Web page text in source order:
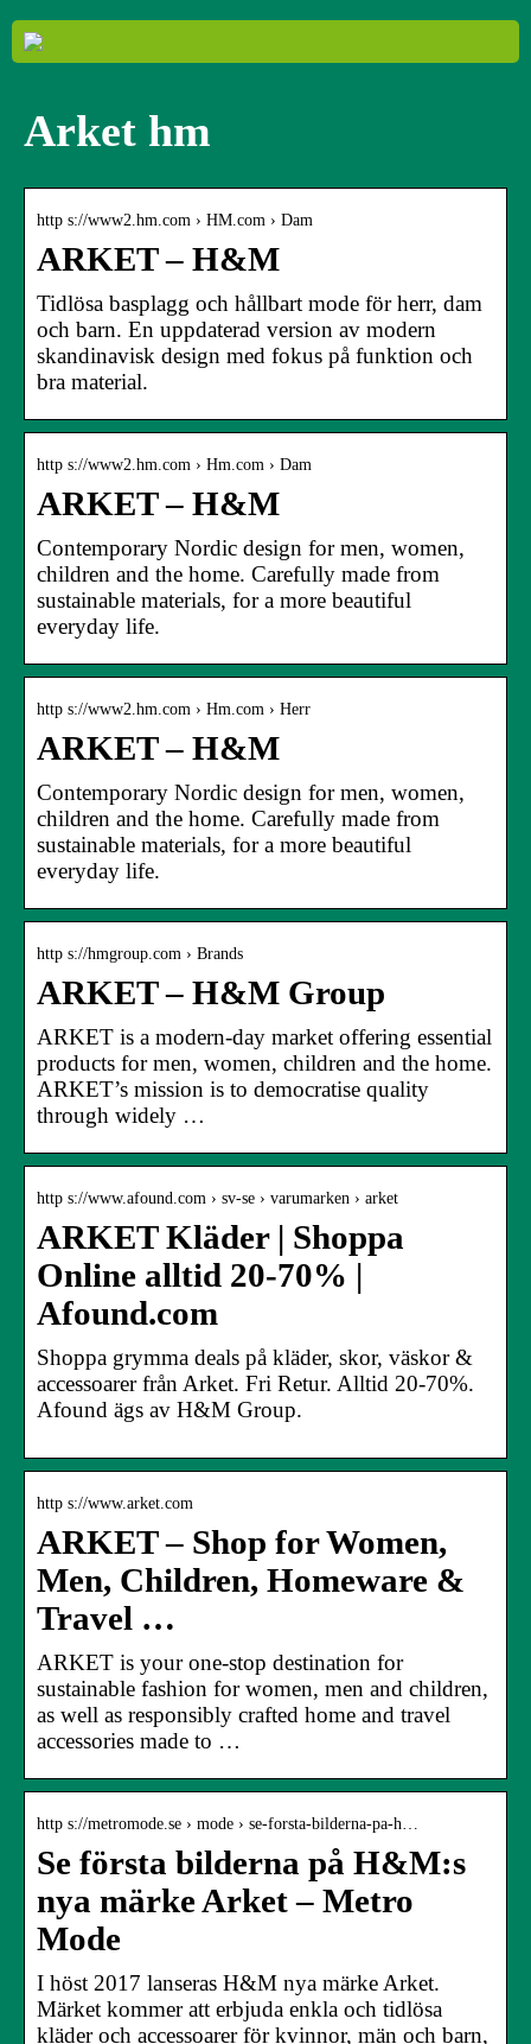
Arket hm
http s://www2.hm.com › HM.com › Dam
ARKET – H&M
Tidlösa basplagg och hållbart mode för herr, dam
och barn. En uppdaterad version av modern
skandinavisk design med fokus på funktion och
bra material.
http s://www2.hm.com › Hm.com › Dam
ARKET – H&M
Contemporary Nordic design for men, women,
children and the home. Carefully made from
sustainable materials, for a more beautiful
everyday life.
http s://www2.hm.com › Hm.com › Herr
ARKET – H&M
Contemporary Nordic design for men, women,
children and the home. Carefully made from
sustainable materials, for a more beautiful
everyday life.
http s://hmgroup.com › Brands
ARKET – H&M Group
ARKET is a modern-day market offering essential
products for men, women, children and the home.
ARKET’s mission is to democratise quality
through widely …
http s://www.afound.com › sv-se › varumarken › arket
ARKET Kläder | Shoppa
Online alltid 20-70% |
Afound.com
Shoppa grymma deals på kläder, skor, väskor &
accessoarer från Arket. Fri Retur. Alltid 20-70%.
Afound ägs av H&M Group.
http s://www.arket.com
ARKET – Shop for Women,
Men, Children, Homeware &
Travel …
ARKET is your one-stop destination for
sustainable fashion for women, men and children,
as well as responsibly crafted home and travel
accessories made to …
http s://metromode.se › mode › se-forsta-bilderna-pa-h…
Se första bilderna på H&M:s
nya märke Arket – Metro
Mode
I höst 2017 lanseras H&M nya märke Arket.
Märket kommer att erbjuda enkla och tidlösa
kläder och accessoarer för kvinnor, män och barn,